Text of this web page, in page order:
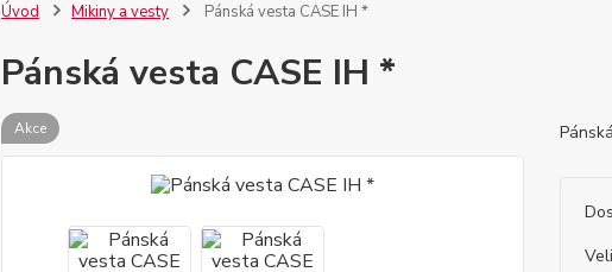
Úvod Mikiny a vesty Pánská vesta CASE IH *
Pánská vesta CASE IH *
Akce